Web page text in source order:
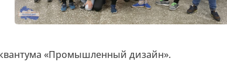
«Промышленный дизайн».